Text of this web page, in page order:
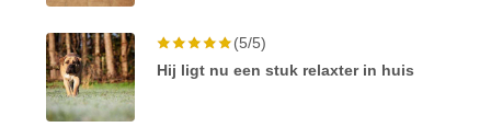
(5/5)
Hij ligt nu een stuk relaxter in huis